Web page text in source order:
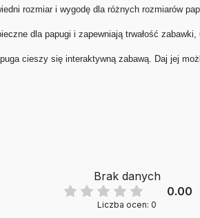
rozmiar i wygodę dla różnych rozmiarów
dla papugi i zapewniają trwałość
cieszy się interaktywną zabawą. Daj jej
Brak danych
0.00
Liczba ocen: 0